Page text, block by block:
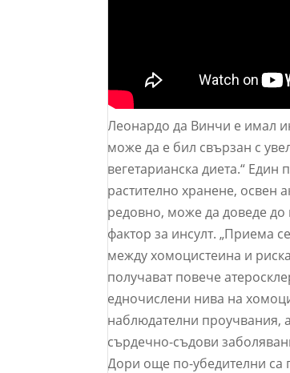
Леонардо да Винчи е имал
може да е бил свързан с
вегетарианска диета.“
растително хранене, освен
редовно, може да доведе
фактор за инсулт. „Приема
между хомоцистеина и
получават повече
едночислени нива на
наблюдателни проучвания,
сърдечно-съдови
Дори още по-убедителни са